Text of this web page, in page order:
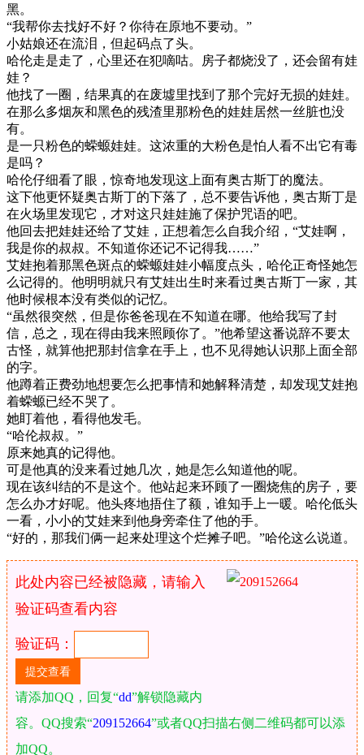
黑。
“我帮你去找好不好？你待在原地不要动。”
小姑娘还在流泪，但起码点了头。
哈伦走是走了，心里还在犯嘀咕。房子都烧没了，还会留有娃
娃？
他找了一圈，结果真的在废墟里找到了那个完好无损的娃娃。
在那么多烟灰和黑色的残渣里那粉色的娃娃居然一丝脏也没
有。
是一只粉色的蝾螈娃娃。这浓重的大粉色是怕人看不出它有毒
是吗？
哈伦仔细看了眼，惊奇地发现这上面有奥古斯丁的魔法。
这下他更怀疑奥古斯丁的下落了，总不要告诉他，奥古斯丁是
在火场里发现它，才对这只娃娃施了保护咒语的吧。
他回去把娃娃还给了艾娃，正想着怎么自我介绍，“艾娃啊，
我是你的叔叔。不知道你还记不记得我……”
艾娃抱着那黑色斑点的蝾螈娃娃小幅度点头，哈伦正奇怪她怎
么记得的。他明明就只有艾娃出生时来看过奥古斯丁一家，其
他时候根本没有类似的记忆。
“虽然很突然，但是你爸爸现在不知道在哪。他给我写了封
信，总之，现在得由我来照顾你了。”他希望这番说辞不要太
古怪，就算他把那封信拿在手上，也不见得她认识那上面全部
的字。
他蹲着正费劲地想要怎么把事情和她解释清楚，却发现艾娃抱
着蝾螈已经不哭了。
她盯着他，看得他发毛。
“哈伦叔叔。”
原来她真的记得他。
可是他真的没来看过她几次，她是怎么知道他的呢。
现在该纠结的不是这个。他站起来环顾了一圈烧焦的房子，要
怎么办才好呢。他头疼地捂住了额，谁知手上一暖。哈伦低头
一看，小小的艾娃来到他身旁牵住了他的手。
“好的，那我们俩一起来处理这个烂摊子吧。”哈伦这么说道。
此处内容已经被隐藏，请输入
验证码查看内容
验证码：
请添加QQ，回复“dd”解锁隐藏内
容。QQ搜索“209152664”或者QQ扫描右侧二维码都可以添
加QQ。